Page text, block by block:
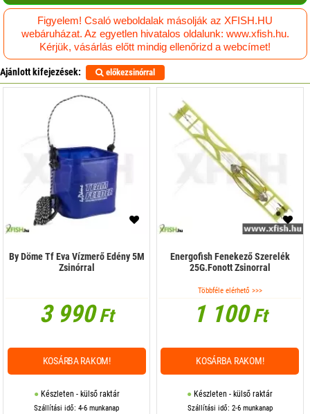
Figyelem! Csaló weboldalak másolják az XFISH.HU
webáruházat. Az egyetlen hivatalos oldalunk: www.xfish.hu.
Kérjük, vásárlás előtt mindig ellenőrizd a webcímet!
Ajánlott kifejezések: előkezsinórral
By Döme Tf Eva Vízmerő Edény 5M
Zsinórral
3 990Ft
Készleten - külső raktár
Szállítási idő: 4-6 munkanap
KOSÁRBA RAKOM!
Energofish Fenekező Szerelék
25G.Fonott Zsinorral
Többféle elérhető >>>
1 100Ft
Készleten - külső raktár
Szállítási idő: 2-6 munkanap
KOSÁRBA RAKOM!